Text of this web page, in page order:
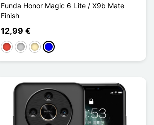
Funda Honor Magic 6 Lite / X9b Mate
Finish
12,99 €
RojoPlataOro Azul